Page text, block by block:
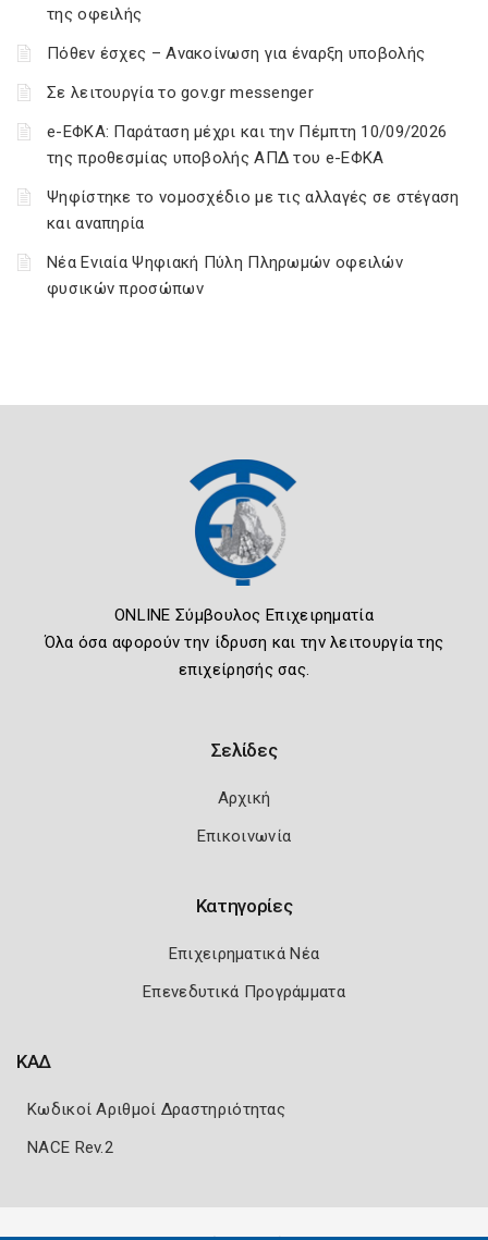
της οφειλής
Πόθεν έσχες – Ανακοίνωση για έναρξη υποβολής
Σε λειτουργία το gov.gr messenger
e-ΕΦΚΑ: Παράταση μέχρι και την Πέμπτη 10/09/2026
της προθεσμίας υποβολής ΑΠΔ του e-ΕΦΚΑ
Ψηφίστηκε το νομοσχέδιο με τις αλλαγές σε στέγαση
και αναπηρία
Νέα Ενιαία Ψηφιακή Πύλη Πληρωμών οφειλών
φυσικών προσώπων
ONLINE Σύμβουλος Επιχειρηματία
Όλα όσα αφορούν την ίδρυση και την λειτουργία της
επιχείρησής σας.
Σελίδες
Αρχική
Επικοινωνία
Κατηγορίες
Επιχειρηματικά Νέα
Επενεδυτικά Προγράμματα
ΚΑΔ
Κωδικοί Αριθμοί Δραστηριότητας
NACE Rev.2